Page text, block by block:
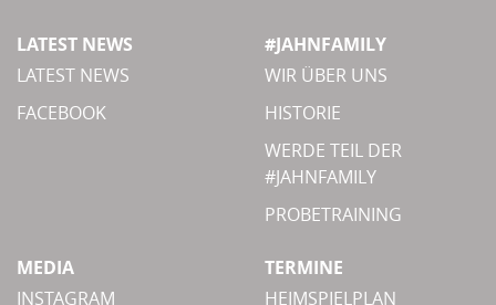
LATEST NEWS
LATEST NEWS
FACEBOOK
#JAHNFAMILY
WIR ÜBER UNS
HISTORIE
WERDE TEIL DER
#JAHNFAMILY
PROBETRAINING
MEDIA
INSTAGRAM
TERMINE
HEIMSPIELPLAN